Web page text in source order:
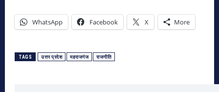
WhatsApp Facebook X More
TAGS उत्तर प्रदेश महराजगंज राजनीति